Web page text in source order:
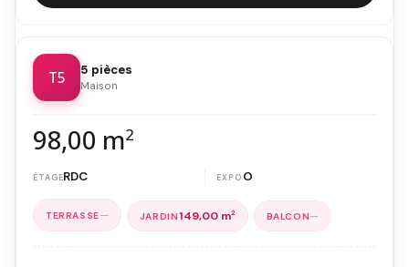
T5 5 pièces
Maison
98,00 m2
RDC O
— 149,00 m2 —